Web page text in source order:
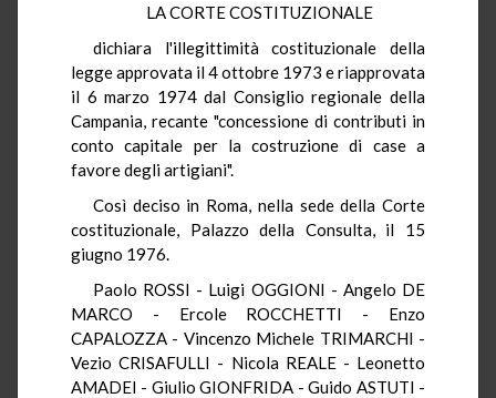
LA CORTE COSTITUZIONALE
dichiara l'illegittimità costituzionale della
legge approvata il 4 ottobre 1973 e riapprovata
il 6 marzo 1974 dal Consiglio regionale della
Campania, recante "concessione di contributi in
conto capitale per la costruzione di case a
favore degli artigiani".
Così deciso in Roma, nella sede della Corte
costituzionale, Palazzo della Consulta, il 15
giugno 1976.
Paolo ROSSI - Luigi OGGIONI - Angelo DE
MARCO - Ercole ROCCHETTI - Enzo
CAPALOZZA - Vincenzo Michele TRIMARCHI -
Vezio CRISAFULLI - Nicola REALE - Leonetto
AMADEI - Giulio GIONFRIDA - Guido ASTUTI -